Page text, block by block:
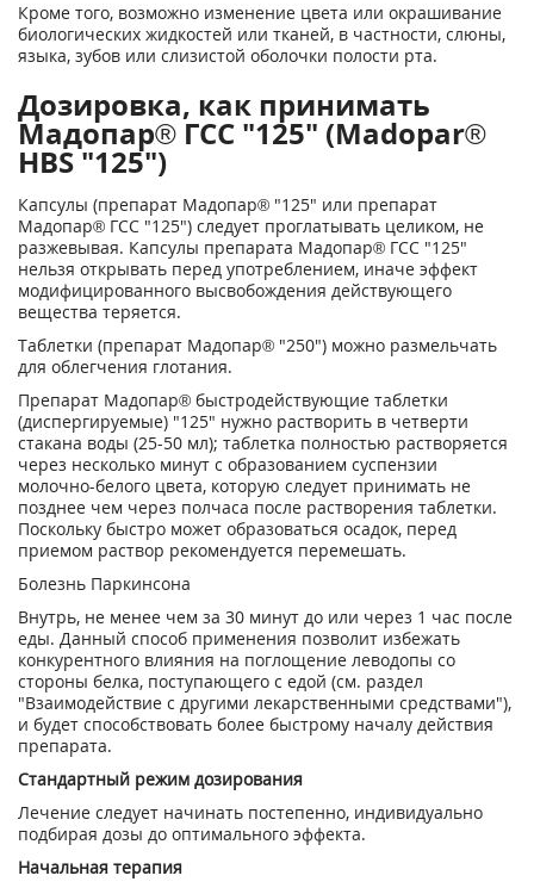
Кроме того, возможно изменение цвета или окрашивание
биологических жидкостей или тканей, в частности, слюны,
языка, зубов или слизистой оболочки полости рта.
Дозировка, как принимать
Мадопар® ГСС "125" (Madopar®
HBS "125")
Капсулы (препарат Мадопар® "125" или препарат
Мадопар® ГСС "125") следует проглатывать целиком, не
разжевывая. Капсулы препарата Мадопар® ГСС "125"
нельзя открывать перед употреблением, иначе эффект
модифицированного высвобождения действующего
вещества теряется.
Таблетки (препарат Мадопар® "250") можно размельчать
для облегчения глотания.
Препарат Мадопар® быстродействующие таблетки
(диспергируемые) "125" нужно растворить в четверти
стакана воды (25-50 мл); таблетка полностью растворяется
через несколько минут с образованием суспензии
молочно-белого цвета, которую следует принимать не
позднее чем через полчаса после растворения таблетки.
Поскольку быстро может образоваться осадок, перед
приемом раствор рекомендуется перемешать.
Болезнь Паркинсона
Внутрь, не менее чем за 30 минут до или через 1 час после
еды. Данный способ применения позволит избежать
конкурентного влияния на поглощение леводопы со
стороны белка, поступающего с едой (см. раздел
"Взаимодействие с другими лекарственными средствами"),
и будет способствовать более быстрому началу действия
препарата.
Стандартный режим дозирования
Лечение следует начинать постепенно, индивидуально
подбирая дозы до оптимального эффекта.
Начальная терапия